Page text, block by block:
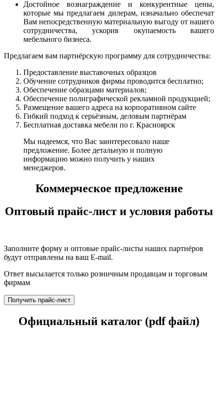
Достойное вознаграждение и конкурентные цены,
которые мы предлагаем дилерам, изначально обеспечат
Вам непосредственную материальную выгоду от нашего
сотрудничества, ускорив окупаемость вашего
мебельного бизнеса.
Предлагаем вам партнёрскую программу для сотрудничества:
Предоставление выставочных образцов
Обучение сотрудников фирмы проводится бесплатно;
Обеспечение образцами материалов;
Обеспечение полиграфической рекламной продукцией;
Размещение вашего адреса на корпоративном сайте
Гибкий подход к серьёзным, деловым партнёрам
Бесплатная доставка мебели по г. Красноярск
Мы надеемся, что Вас заинтересовало наше
предложение. Более детальную и полную
информацию можно получить у наших
менеджеров.
Коммерческое предложение
Оптовый прайс-лист и условия работы
Заполните форму и оптовые прайс-листы наших партнёров
будут отправлены на ваш E-mail.
Ответ высылается только розничным продавцам и торговым
фирмам
Получить прайс-лист
Официальный каталог (pdf файл)